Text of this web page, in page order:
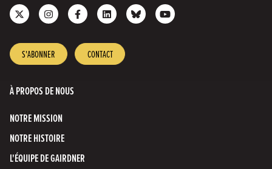
Follow
us
X
Follow
us
Instagram
Like
us
Facebook
Join
us
LinkedIn
Connect
with
Subscribe
to
S'ABONNER CONTACT
À PROPOS DE NOUS
NOTRE MISSION
NOTRE HISTOIRE
L'ÉQUIPE DE GAIRDNER